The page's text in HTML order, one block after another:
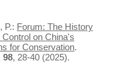
P.: Forum: The History
on China's
for Conservation.
98, 28-40 (2025).